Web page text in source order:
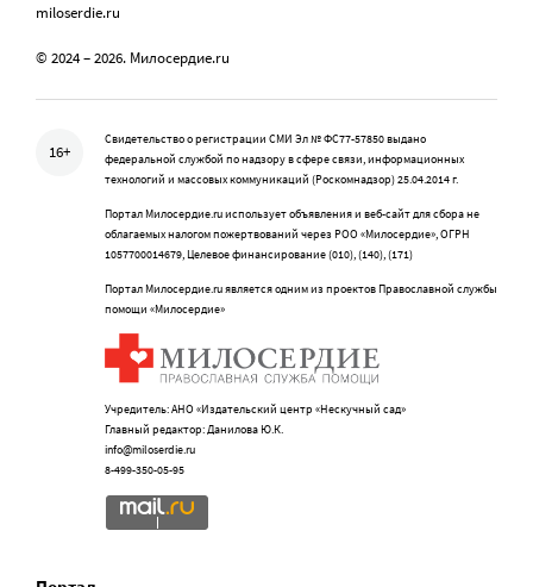
miloserdie.ru
© 2024 – 2026. Милосердие.ru
16+
Свидетельство о регистрации СМИ Эл № ФС77-57850 выдано
федеральной службой по надзору в сфере связи, информационных
технологий и массовых коммуникаций (Роскомнадзор) 25.04.2014 г.
Портал Милосердие.ru использует объявления и веб-сайт для сбора не
облагаемых налогом пожертвований через РОО «Милосердие», ОГРН
1057700014679, Целевое финансирование (010), (140), (171)
Портал Милосердие.ru является одним из проектов Православной службы
помощи «Милосердие»
Учредитель: АНО «Издательский центр «Нескучный сад»
Главный редактор: Данилова Ю.К.
info@miloserdie.ru
8-499-350-05-95